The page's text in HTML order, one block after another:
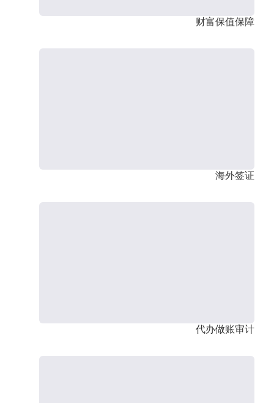
财富保值保障
海外签证
代办做账审计